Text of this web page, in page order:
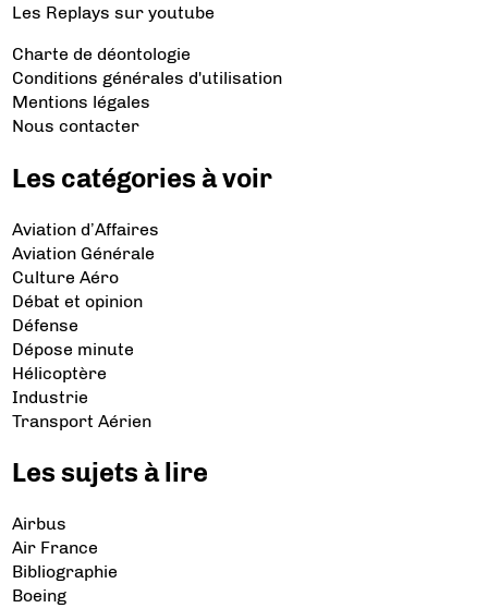
Les Replays sur youtube
Charte de déontologie
Conditions générales d'utilisation
Mentions légales
Nous contacter
Les catégories à voir
Aviation d’Affaires
Aviation Générale
Culture Aéro
Débat et opinion
Défense
Dépose minute
Hélicoptère
Industrie
Transport Aérien
Les sujets à lire
Airbus
Air France
Bibliographie
Boeing